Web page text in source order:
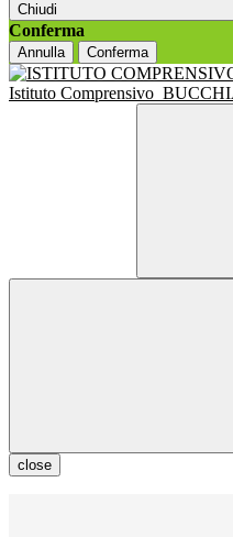
Chiudi
Conferma
Annulla Conferma
Istituto Comprensivo
close